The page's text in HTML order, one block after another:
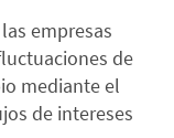
empresas
de
mediante el
de intereses